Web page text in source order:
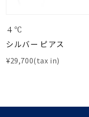
４℃
シルバー ピアス
¥29,700(tax in)